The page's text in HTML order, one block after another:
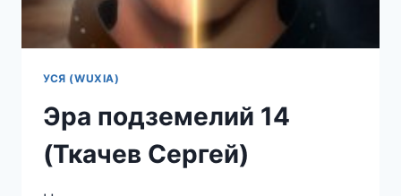
УСЯ (WUXIA)
Эра подземелий 14
(Ткачев Сергей)